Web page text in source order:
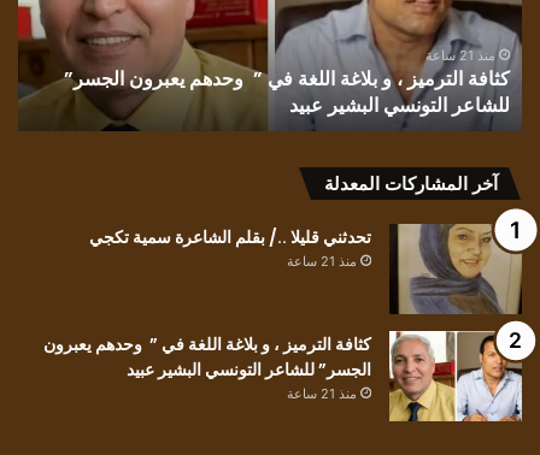
في
” وحدهم
يعبرون
الجسر”
للشاعر
البشير
عبيد
منذ 21 ساعة
كثافة الترميز ، و بلاغة اللغة في ” وحدهم يعبرون الجسر”
للشاعر التونسي البشير عبيد
آخر المشاركات المعدلة
تحدثني قليلا ../ بقلم الشاعرة سمية تكجي
منذ 21 ساعة
كثافة الترميز ، و بلاغة اللغة في ” وحدهم يعبرون
الجسر” للشاعر التونسي البشير عبيد
منذ 21 ساعة